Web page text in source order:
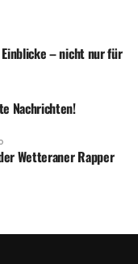
Einblicke – nicht nur für
Nachrichten!
Wetteraner Rapper